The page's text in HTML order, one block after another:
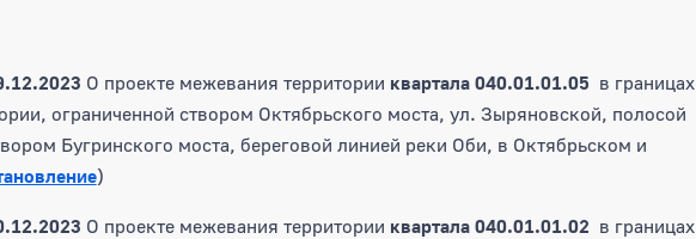
О проекте межевания территории квартала 040.01.01.05 в границах
ограниченной створом Октябрьского моста, ул. Зыряновской, полосой
Бугринского моста, береговой линией реки Оби, в Октябрьском и
)
О проекте межевания территории квартала 040.01.01.02 в границах